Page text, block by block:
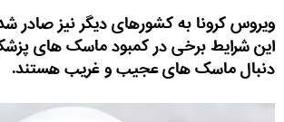
ویروس کرونا به کشورهای دیگر نیز صادر
این شرایط برخی در کمبود ماسک های
دنبال ماسک های عجیب و غریب هستند.